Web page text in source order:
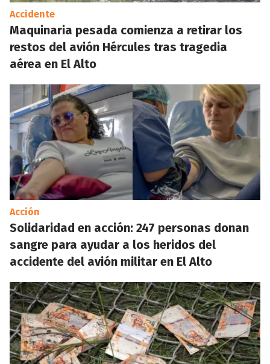
Accidente
Maquinaria pesada comienza a retirar los
restos del avión Hércules tras tragedia
aérea en El Alto
Acción
Solidaridad en acción: 247 personas donan
sangre para ayudar a los heridos del
accidente del avión militar en El Alto